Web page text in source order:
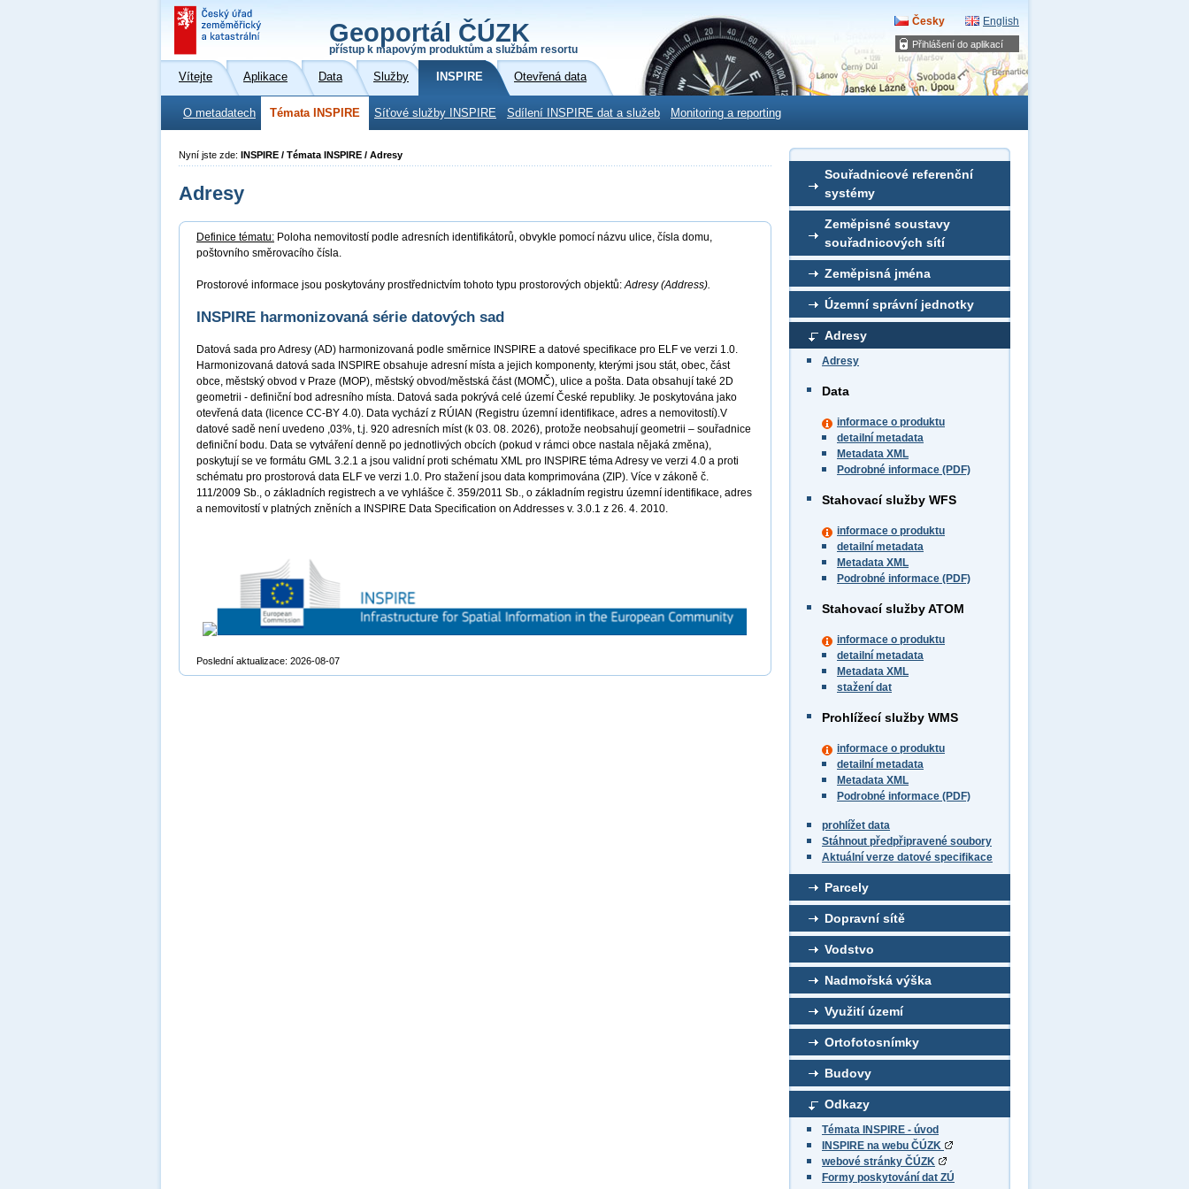
Přihlášení do aplikací
Geoportál ČÚZK
přístup k mapovým produktům a službám resortu
Česky English
Vítejte Aplikace Data Služby INSPIRE Otevřená data
O metadatech Témata INSPIRE Síťové služby INSPIRE Sdílení INSPIRE dat a služeb Monitoring a reporting
Souřadnicové referenční
systémy
Zeměpisné soustavy
souřadnicových sítí
Zeměpisná jména
Územní správní jednotky
Adresy
Adresy
Data
informace o produktu
detailní metadata
Metadata XML
Podrobné informace (PDF)
Stahovací služby WFS
informace o produktu
detailní metadata
Metadata XML
Podrobné informace (PDF)
Stahovací služby ATOM
informace o produktu
detailní metadata
Metadata XML
stažení dat
Prohlížecí služby WMS
informace o produktu
detailní metadata
Metadata XML
Podrobné informace (PDF)
prohlížet data
Stáhnout předpřipravené soubory
Aktuální verze datové specifikace
Parcely
Dopravní sítě
Vodstvo
Nadmořská výška
Využití území
Ortofotosnímky
Budovy
Odkazy
Témata INSPIRE - úvod
INSPIRE na webu ČÚZK
webové stránky ČÚZK
Formy poskytování dat ZÚ
Nyní jste zde: INSPIRE / Témata INSPIRE / Adresy
Adresy
Definice tématu: Poloha nemovitostí podle adresních identifikátorů, obvykle pomocí názvu ulice, čísla domu,
poštovního směrovacího čísla.
Prostorové informace jsou poskytovány prostřednictvím tohoto typu prostorových objektů:Adresy (Address).
INSPIRE harmonizovaná série datových sad
Datová sada pro Adresy (AD) harmonizovaná podle směrnice INSPIRE a datové specifikace pro ELF ve verzi 1.0.
Harmonizovaná datová sada INSPIRE obsahuje adresní místa a jejich komponenty, kterými jsou stát, obec, část
obce, městský obvod v Praze (MOP), městský obvod/městská část (MOMČ), ulice a pošta. Data obsahují také 2D
geometrii - definiční bod adresního místa. Datová sada pokrývá celé území České republiky. Je poskytována jako
otevřená data (licence CC-BY 4.0). Data vychází z RÚIAN (Registru územní identifikace, adres a nemovitostí).V
datové sadě není uvedeno ,03%, t.j. 920 adresních míst (k 03. 08. 2026), protože neobsahují geometrii – souřadnice
definiční bodu. Data se vytváření denně po jednotlivých obcích (pokud v rámci obce nastala nějaká změna),
poskytují se ve formátu GML 3.2.1 a jsou validní proti schématu XML pro INSPIRE téma Adresy ve verzi 4.0 a proti
schématu pro prostorová data ELF ve verzi 1.0. Pro stažení jsou data komprimována (ZIP). Více v zákoně č.
111/2009 Sb., o základních registrech a ve vyhlášce č. 359/2011 Sb., o základním registru územní identifikace, adres
a nemovitostí v platných zněních a INSPIRE Data Specification on Addresses v. 3.0.1 z 26. 4. 2010.
Poslední aktualizace: 2026-08-07